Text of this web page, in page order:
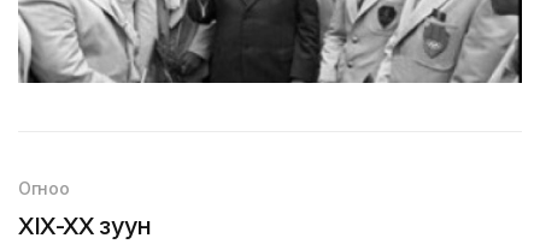
Огноо
XIX-XX зуун